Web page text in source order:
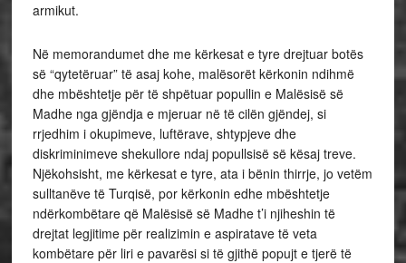
armikut.
Në memorandumet dhe me kërkesat e tyre drejtuar botës
së “qytetëruar” të asaj kohe, malësorët kërkonin ndihmë
dhe mbështetje për të shpëtuar popullin e Malësisë së
Madhe nga gjëndja e mjeruar në të cilën gjëndej, si
rrjedhim i okupimeve, luftërave, shtypjeve dhe
diskriminimeve shekullore ndaj popullsisë së kësaj treve.
Njëkohsisht, me kërkesat e tyre, ata i bënin thirrje, jo vetëm
sulltanëve të Turqisë, por kërkonin edhe mbështetje
ndërkombëtare që Malësisë së Madhe t’i njiheshin të
drejtat legjitime për realizimin e aspiratave të veta
kombëtare për liri e pavarësi si të gjithë popujt e tjerë të